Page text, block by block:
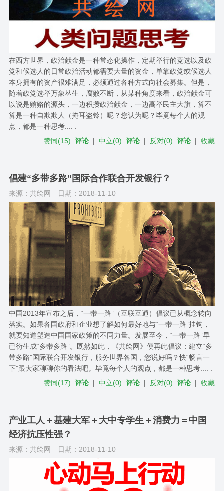
在西方世界，政治献金是一种常态化操作，定期举行的竞选以及政
党和候选人的日常政治活动都需要大量的资金，单靠政党或候选人
本身拥有的资产很难满足，必须通过各种方式向社会募集。但是，
随着政党选举万象丛生，腐败不断，从某种角度来看，政治献金可
以说是贿赂的源头，一边积攒政治献金，一边高举民主大旗，算不
算是一种自欺欺人（掩耳盗铃）呢？您认为呢？毕竟每个人的观
点，都是一种思考.... .
赞同(15) 评论 |中立(0) 评论 | 反对(0) 评论 |收藏
倡建“多带多路”国际合作联合开发银行？
来源：共绘网 日期：2018-11-10
中国​2013年宣布之后，“一带一路”（互联互通）倡议已从概念转向
落实。如果各国政府和企业想了解如何最好地与“一带一路”挂钩，
就要知道塑造中国国家政策的不同力量。发展至今，“一带一路”早
已衍生成“多带多路”。既然如此，《共绘网》便再此倡议：建立“多
带多路”国际联合开发银行，服务世界各国，您说好吗？快“畅言一
下”跟大家聊聊你的看法吧。毕竟每个人的观点，都是一种思考.... .
赞同(17) 评论 |中立(0) 评论 | 反对(0) 评论 |收藏
产业工人＋基建大军＋大中专学生＋消费力＝中国
经济抗压性强？
来源：共绘网 日期：2018-11-10